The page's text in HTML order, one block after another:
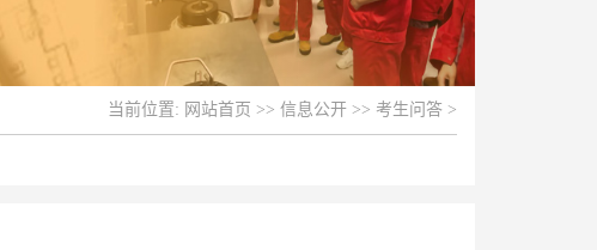
当前位置: 网站首页 >> 信息公开 >> 考生问答 >